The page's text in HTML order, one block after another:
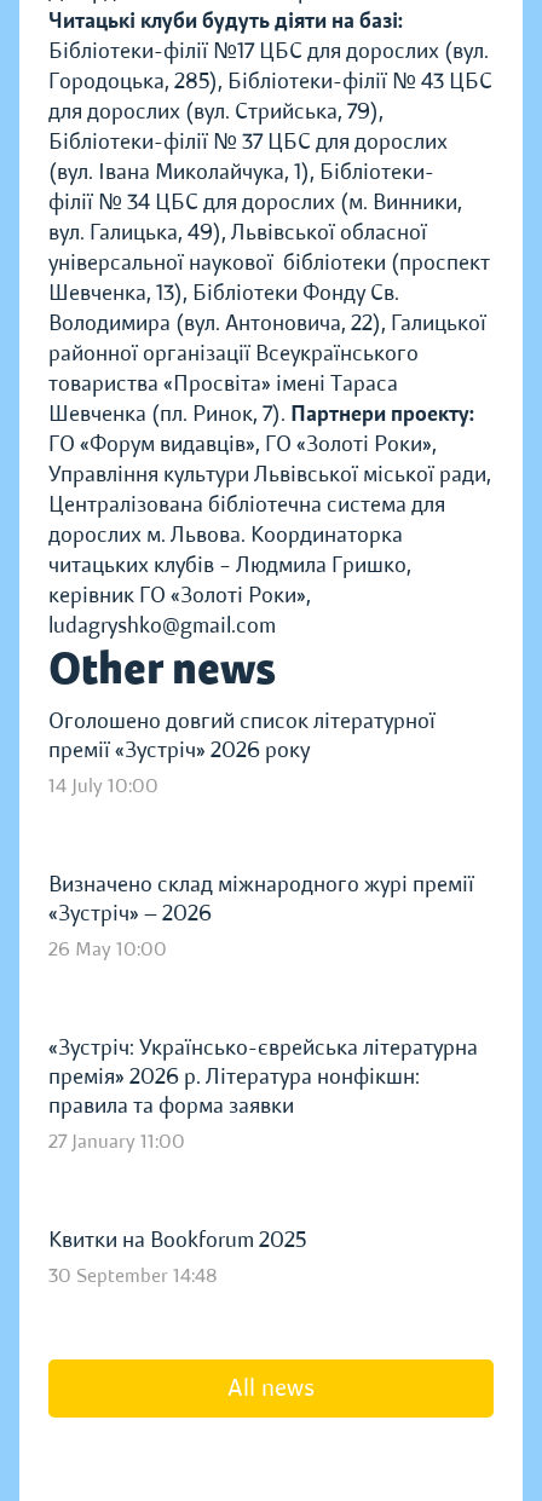
Читацькі клуби будуть діяти на базі:
Бібліотеки-філії №17 ЦБС для дорослих (вул.
Городоцька, 285), Бібліотеки-філії № 43 ЦБС
для дорослих (вул. Стрийська, 79),
Бібліотеки-філії № 37 ЦБС для дорослих
(вул. Івана Миколайчука, 1), Бібліотеки-
філії № 34 ЦБС для дорослих (м. Винники,
вул. Галицька, 49), Львівської обласної
універсальної наукової бібліотеки (проспект
Шевченка, 13), Бібліотеки Фонду Св.
Володимира (вул. Антоновича, 22), Галицької
районної організації Всеукраїнського
товариства «Просвіта» імені Тараса
Шевченка (пл. Ринок, 7). Партнери проекту:
ГО «Форум видавців», ГО «Золоті Роки»,
Управління культури Львівської міської ради,
Централізована бібліотечна система для
дорослих м. Львова. Координаторка
читацьких клубів – Людмила Гришко,
керівник ГО «Золоті Роки»,
ludagryshko@gmail.com
Other news
Оголошено довгий список літературної
премії «Зустріч» 2026 року
14 July 10:00
Визначено склад міжнародного журі премії
«Зустріч» — 2026
26 May 10:00
«Зустріч: Українсько-єврейська літературна
премія» 2026 р. Література нонфікшн:
правила та форма заявки
27 January 11:00
Квитки на Bookforum 2025
30 September 14:48
All news